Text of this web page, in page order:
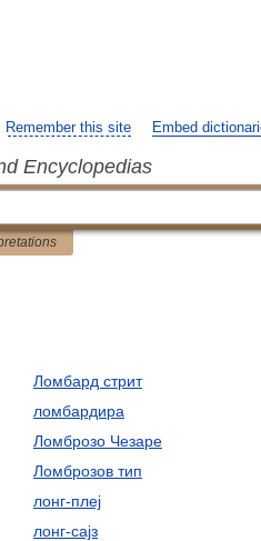
Remember this site Embed
Encyclopedias
Ломбард стрит
ломбардира
Ломброзо Чезаре
Ломброзов тип
лонг-плеј
лонг-сајз